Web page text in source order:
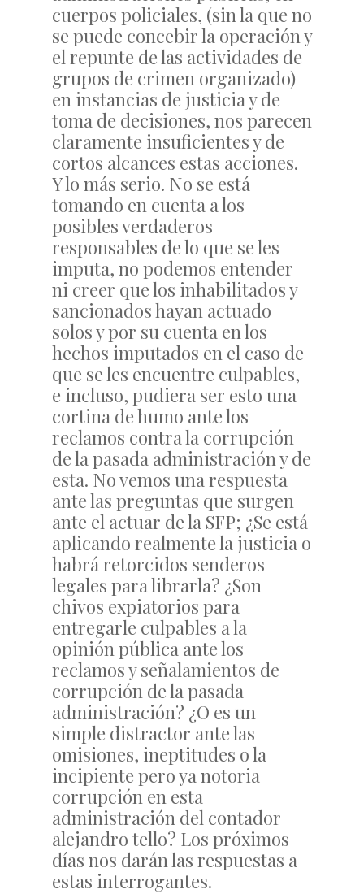
cuerpos policiales, (sin la que no
se puede concebir la operación y
el repunte de las actividades de
grupos de crimen organizado)
en instancias de justicia y de
toma de decisiones, nos parecen
claramente insuficientes y de
cortos alcances estas acciones.
Y lo más serio. No se está
tomando en cuenta a los
posibles verdaderos
responsables de lo que se les
imputa, no podemos entender
ni creer que los inhabilitados y
sancionados hayan actuado
solos y por su cuenta en los
hechos imputados en el caso de
que se les encuentre culpables,
e incluso, pudiera ser esto una
cortina de humo ante los
reclamos contra la corrupción
de la pasada administración y de
esta. No vemos una respuesta
ante las preguntas que surgen
ante el actuar de la SFP; ¿Se está
aplicando realmente la justicia o
habrá retorcidos senderos
legales para librarla? ¿Son
chivos expiatorios para
entregarle culpables a la
opinión pública ante los
reclamos y señalamientos de
corrupción de la pasada
administración? ¿O es un
simple distractor ante las
omisiones, ineptitudes o la
incipiente pero ya notoria
corrupción en esta
administración del contador
alejandro tello? Los próximos
días nos darán las respuestas a
estas interrogantes.